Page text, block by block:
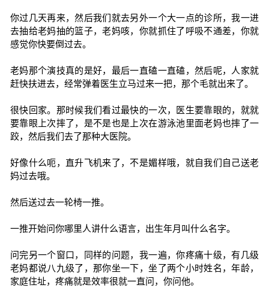
你过几天再来，然后我们就去另外一个大一点的诊所，我一进
去抽给老妈抽的篮子，老妈咳，你就抓住了呼吸不通差，你就
感觉你快要倒过去。
老妈那个演技真的是好，最后一直磕一直磕，然后呢，人家就
赶快扶进去，经常弹着医生立马过来一把，那个毛就出来了。
很快回家。那时候我们看过最快的一次，医生要靠眼的，就就
要靠眼上次摔了，是不是也是上次在游泳池里面老妈也摔了一
跤，然后我们去了那种大医院。
好像什么呃，直升飞机来了，不是媚样哦，就自我们自己送老
妈过去哦。
然后送过去一轮椅一推。
一推开始问你哪里人讲什么语言，出生年月叫什么名字。
问完另一个窗口，同样的问题，我一遍，你疼痛十级，有几级
老妈都说八九级了，那你坐一下，坐了两个小时姓名，年龄，
家庭住址，疼痛就是效率很就一直问，你问他。